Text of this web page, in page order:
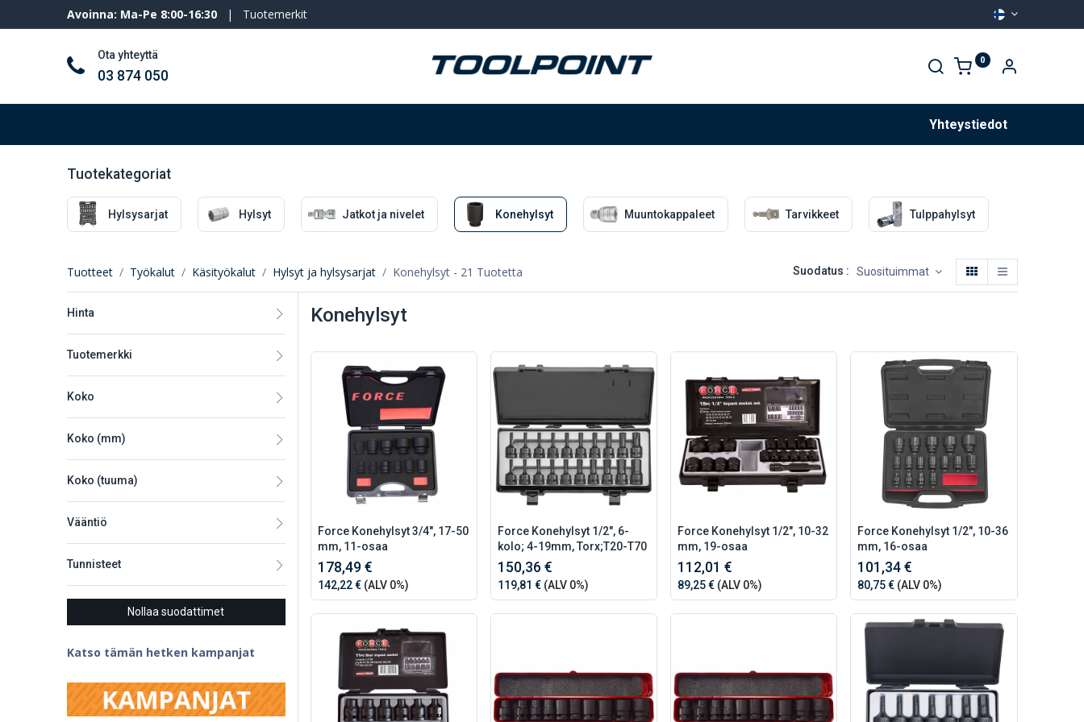
Avoinna: Ma-Pe 8:00-16:30 | Tuotemerkit
Ota yhteyttä
03 874 050
0
Yhteystiedot
Tuotekategoriat
Hylsysarjat Hylsyt Jatkot ja nivelet Konehylsyt Muuntokappaleet Tarvikkeet Tulppahylsyt
Tuotteet Työkalut Käsityökalut Hylsyt ja hylsysarjat Konehylsyt- 21 Tuotetta Suodatus : Suosituimmat
Hinta
Tuotemerkki
Koko
Koko (mm)
Koko (tuuma)
Vääntiö
Tunnisteet
Nollaa suodattimet
Katso tämän hetken kampanjat
Konehylsyt
Force Konehylsyt 3/4", 17-50
mm, 11-osaa
178,49 €
142,22 €(ALV 0%)
Force Konehylsyt 1/2", 6-
kolo; 4-19mm, Torx;T20-T70
150,36 €
119,81 €(ALV 0%)
Force Konehylsyt 1/2", 10-32
mm, 19-osaa
112,01 €
89,25 € (ALV 0%)
Force Konehylsyt 1/2", 10-36
mm, 16-osaa
101,34 €
80,75 € (ALV 0%)